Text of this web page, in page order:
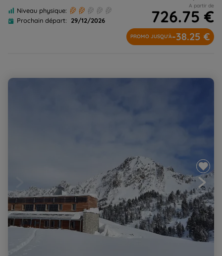
Niveau physique:
Prochain départ:
29/12/2026
A partir de
726.75 €
PROMO JUSQU'À-38.25 €
Nouvel an dans le vallon secret d'Aygues-Cluses